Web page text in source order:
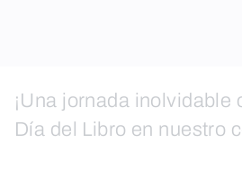
¡Una jornada inolvidable
Día del Libro en nuestro